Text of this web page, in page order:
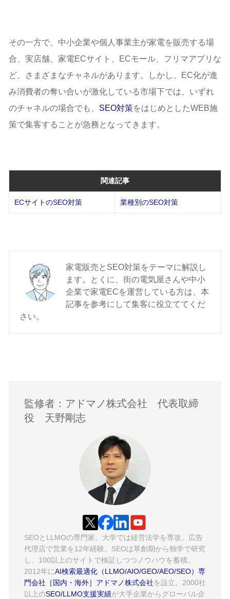
その一方で、中小企業や個人事業主が家電を販売する場
合、実店舗、家電ECサイト、ECモール、フリマアプリな
ど、さまざまなチャネルがあります。しかし、EC化が進
み消費者の奪い合いが激化している市場下では、いずれ
のチャネルの場合でも、 SEO対策をはじめとしたWEB施
策で集客することが急務となってきます。
関連記事
ECサイトのSEO対策 業種別のSEO対策
家電販売とSEO対策をテーマに解説し
ます。とくに、街の電気屋さんや中小
企業で家電ECを運営している方は、本
記事を参考にして集客に役立ててくだ
さい。
監修者：アドマノ株式会社 代表取締
役 天野剛志
SEOとLLMOの専門家。大学では経営法学を専攻。広告
代理店で営業を12年経験。SEOは草創期から独学で研究
し、100以上のサイトで検証しつつノウハウを蓄積。
2012年にAI検索最適化（LLMO/AIO/GEO/AEO/SEO）専
門会社［国内・海外］アドマノ株式会社を設立。2000社
以上のSEO/LLMO支援実績が大手企業からグローバル企